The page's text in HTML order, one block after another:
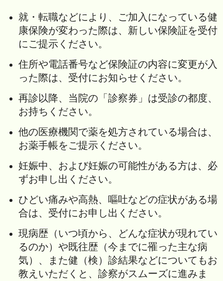
就・転職などにより、ご加入になっている健
康保険が変わった際は、新しい保険証を受付
にご提示ください。
住所や電話番号など保険証の内容に変更が入
った際は、受付にお知らせください。
再診以降、当院の「診察券」は受診の都度、
お持ちください。
他の医療機関で薬を処方されている場合は、
お薬手帳をご提示ください。
妊娠中、および妊娠の可能性がある方は、必
ずお申し出ください。
ひどい痛みや高熱、嘔吐などの症状がある場
合は、受付にお申し出ください。
現病歴（いつ頃から、どんな症状が現れてい
るのか）や既往歴（今までに罹った主な病
気）、また健（検）診結果などについてもお
教えいただくと、診察がスムーズに進みま